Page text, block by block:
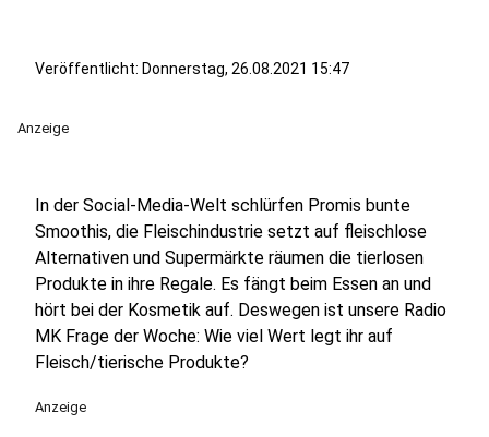
Veröffentlicht: Donnerstag, 26.08.2021 15:47
Anzeige
In der Social-Media-Welt schlürfen Promis bunte
Smoothis, die Fleischindustrie setzt auf fleischlose
Alternativen und Supermärkte räumen die tierlosen
Produkte in ihre Regale. Es fängt beim Essen an und
hört bei der Kosmetik auf. Deswegen ist unsere Radio
MK Frage der Woche: Wie viel Wert legt ihr auf
Fleisch/tierische Produkte?
Anzeige